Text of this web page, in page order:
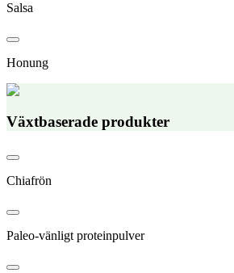
Salsa
Honung
Växtbaserade produkter
Chiafrön
Paleo-vänligt proteinpulver